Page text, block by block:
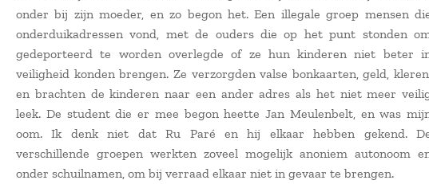
onder bij zijn moeder, en zo begon het. Een illegale groep mensen
onderduikadressen vond, met de ouders die op het punt stonden
gedeporteerd te worden overlegde of ze hun kinderen niet beter
veiligheid konden brengen. Ze verzorgden valse bonkaarten, geld,
en brachten de kinderen naar een ander adres als het niet meer
leek. De student die er mee begon heette Jan Meulenbelt, en was
oom. Ik denk niet dat Ru Paré en hij elkaar hebben gekend.
verschillende groepen werkten zoveel mogelijk anoniem autonoom
onder schuilnamen, om bij verraad elkaar niet in gevaar te brengen.